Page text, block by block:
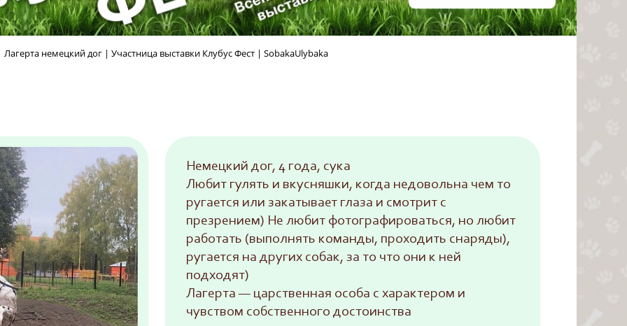
Лагерта немецкий дог | Участница выставки Клубус Фест | SobakaUlybaka
Немецкий дог, 4 года, сука
Любит гулять и вкусняшки, когда недовольна чем то
ругается или закатывает глаза и смотрит с
презрением) Не любит фотографироваться, но любит
работать (выполнять команды, проходить снаряды),
ругается на других собак, за то что они к ней
подходят)
Лагерта — царственная особа с характером и
чувством собственного достоинства